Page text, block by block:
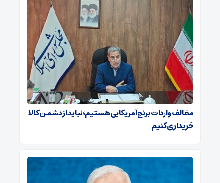
مخالف واردات برنج آمریکایی هستیم؛ نباید از دشمن کالا
خریداری کنیم